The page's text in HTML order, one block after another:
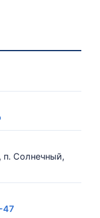
п. Солнечный,
47